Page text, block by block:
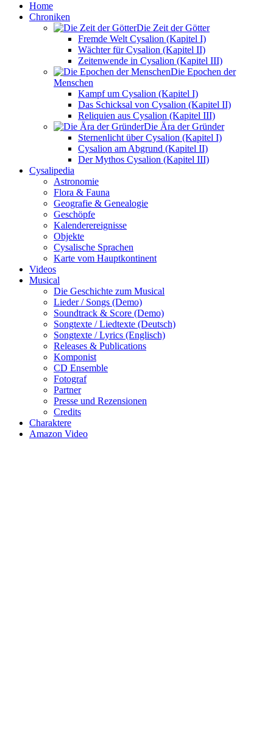
Home
Chroniken
Die Zeit der Götter
Fremde Welt Cysalion (Kapitel I)
Wächter für Cysalion (Kapitel II)
Zeitenwende in Cysalion (Kapitel III)
Die Epochen der
Menschen
Kampf um Cysalion (Kapitel I)
Das Schicksal von Cysalion (Kapitel II)
Reliquien aus Cysalion (Kapitel III)
Die Ära der Gründer
Sternenlicht über Cysalion (Kapitel I)
Cysalion am Abgrund (Kapitel II)
Der Mythos Cysalion (Kapitel III)
Cysalipedia
Astronomie
Flora & Fauna
Geografie & Genealogie
Geschöpfe
Kalenderereignisse
Objekte
Cysalische Sprachen
Karte vom Hauptkontinent
Videos
Musical
Die Geschichte zum Musical
Lieder / Songs (Demo)
Soundtrack & Score (Demo)
Songtexte / Liedtexte (Deutsch)
Songtexte / Lyrics (Englisch)
Releases & Publications
Komponist
CD Ensemble
Fotograf
Partner
Presse und Rezensionen
Credits
Charaktere
Amazon Video